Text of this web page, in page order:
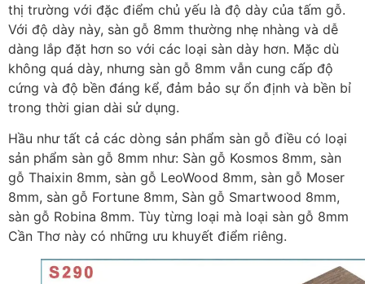
thị trường với đặc điểm chủ yếu là độ dày của tấm gỗ.
Với độ dày này, sàn gỗ 8mm thường nhẹ nhàng và dễ
dàng lắp đặt hơn so với các loại sàn dày hơn. Mặc dù
không quá dày, nhưng sàn gỗ 8mm vẫn cung cấp độ
cứng và độ bền đáng kể, đảm bảo sự ổn định và bền bỉ
trong thời gian dài sử dụng.
Hầu như tất cả các dòng sản phẩm sàn gỗ điều có loại
sản phẩm sàn gỗ 8mm như: Sàn gỗ Kosmos 8mm, sàn
gỗ Thaixin 8mm, sàn gỗ LeoWood 8mm, sàn gỗ Moser
8mm, sàn gỗ Fortune 8mm, Sàn gỗ Smartwood 8mm,
sàn gỗ Robina 8mm. Tùy từng loại mà loại sàn gỗ 8mm
Cần Thơ này có những ưu khuyết điểm riêng.